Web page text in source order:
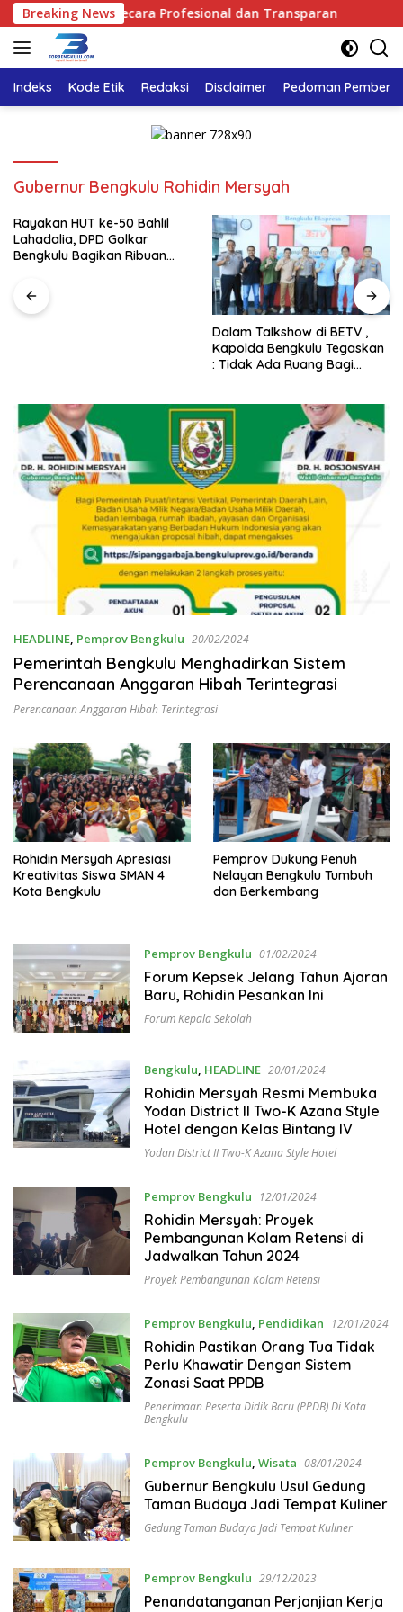
Langsung
ke
konten
Breaking News
Secara Profesional dan Transparan
Indeks Kode Etik Redaksi Disclaimer Pedoman
Gubernur Bengkulu Rohidin Mersyah
Rayakan HUT ke-50 Bahlil
Lahadalia, DPD Golkar
Bengkulu Bagikan Ribuan
Puluhan Panti Asuhan
Dalam Talkshow di BETV ,
Kapolda Bengkulu Tegaskan
: Tidak Ada Ruang Bagi
HEADLINE, Pemprov Bengkulu 20/02/2024
Pemerintah Bengkulu Menghadirkan Sistem
Perencanaan Anggaran Hibah Terintegrasi
Perencanaan Anggaran Hibah Terintegrasi
Rohidin Mersyah Apresiasi
Kreativitas Siswa SMAN 4
Kota Bengkulu
Pemprov Dukung Penuh
Nelayan Bengkulu Tumbuh
dan Berkembang
Pemprov Bengkulu 01/02/2024
Forum Kepsek Jelang Tahun Ajaran
Baru, Rohidin Pesankan Ini
Forum Kepala Sekolah
Bengkulu, HEADLINE 20/01/2024
Rohidin Mersyah Resmi Membuka
Yodan District II Two-K Azana Style
Hotel dengan Kelas Bintang IV
Yodan District II Two-K Azana Style Hotel
Pemprov Bengkulu 12/01/2024
Rohidin Mersyah: Proyek
Pembangunan Kolam Retensi di
Jadwalkan Tahun 2024
Proyek Pembangunan Kolam Retensi
Pemprov Bengkulu, Pendidikan 12/01/2024
Rohidin Pastikan Orang Tua Tidak
Perlu Khawatir Dengan Sistem
Zonasi Saat PPDB
Penerimaan Peserta Didik Baru (PPDB) Di Kota
Bengkulu
Pemprov Bengkulu, Wisata 08/01/2024
Gubernur Bengkulu Usul Gedung
Taman Budaya Jadi Tempat Kuliner
Gedung Taman Budaya Jadi Tempat Kuliner
Pemprov Bengkulu 29/12/2023
Penandatanganan Perjanjian Kerja